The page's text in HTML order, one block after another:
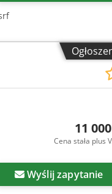
11
Cena stała plus
Wyślij zapytanie